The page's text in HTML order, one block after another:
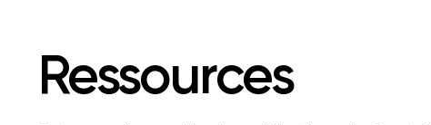
Ressources